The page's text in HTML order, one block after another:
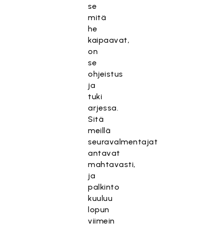
se
mitä
he
kaipaavat,
on
se
ohjeistus
ja
tuki
arjessa.
Sitä
meillä
seuravalmentajat
antavat
mahtavasti,
ja
palkinto
kuuluu
lopun
viimein